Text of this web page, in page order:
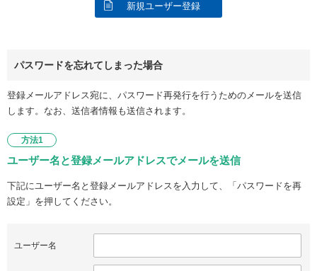
新規ユーザー登録
パスワードを忘れてしまった場合
登録メールアドレス宛に、パスワード再発行を行うためのメールを送信
します。なお、送信者情報も送信されます。
方法1
ユーザー名と登録メールアドレスでメールを送信
下記にユーザー名と登録メールアドレスを入力して、「パスワードを再
設定」を押してください。
ユーザー名